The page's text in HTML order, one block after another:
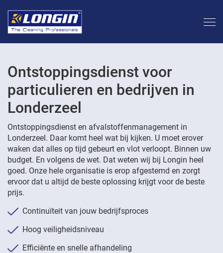
Ontstoppingsdienst voor
particulieren en bedrijven in
Londerzeel
Ontstoppingsdienst en afvalstoffenmanagement in
Londerzeel. Daar komt heel wat bij kijken. U moet erover
waken dat alles op tijd gebeurt en vlot verloopt. Binnen uw
budget. En volgens de wet. Dat weten wij bij Longin heel
goed. Onze hele organisatie is erop afgestemd en zorgt
ervoor dat u altijd de beste oplossing krijgt voor de beste
prijs.
Continuïteit van jouw bedrijfsproces
Hoog veiligheidsniveau
Efficiënte en snelle afhandeling